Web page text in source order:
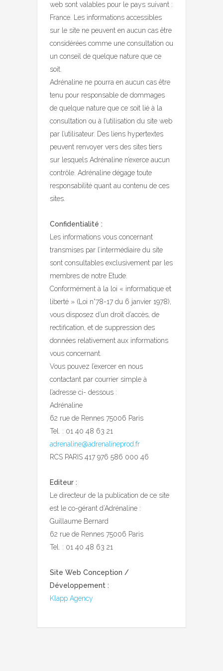
web sont valables pour le pays suivant :
France. Les informations accessibles
sur le site ne peuvent en aucun cas être
considérées comme une consultation ou
un conseil de quelque nature que ce
soit.
Adrénaline ne pourra en aucun cas être
tenu pour responsable de dommages
de quelque nature que ce soit lié à la
consultation ou à l’utilisation du site web
par l’utilisateur. Des liens hypertextes
peuvent renvoyer vers des sites tiers
sur lesquels Adrénaline n’exerce aucun
contrôle. Adrénaline dégage toute
responsabilité quant au contenu de ces
sites.
Confidentialité :
Les informations vous concernant
transmises par l’intermédiaire du site
sont consultables exclusivement par les
membres de notre Etude.
Conformément à la loi « informatique et
liberté » (Loi n°78-17 du 6 janvier 1978),
vous disposez d’un droit d’accès, de
rectification, et de suppression des
données relativement aux informations
vous concernant.
Vous pouvez l’exercer en nous
contactant par courrier simple à
l’adresse ci- dessous :
Adrénaline
62 rue de Rennes 75006 Paris
Tel. : 01 40 48 63 21
adrenaline@adrenalineprod.fr
RCS PARIS 417 976 586 000 46
Editeur :
Le directeur de la publication de ce site
est le co-gérant d’Adrénaline :
Guillaume Bernard
62 rue de Rennes 75006 Paris
Tel. : 01 40 48 63 21
Site Web Conception /
Développement :
Klapp Agency